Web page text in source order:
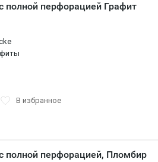
полной перфорацией Графит
В избранное
полной перфорацией, Пломбир